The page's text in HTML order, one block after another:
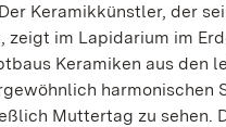
Keramikkünstler, der
zeigt im Lapidarium im
Keramiken aus den
harmonischen
Muttertag zu sehen.